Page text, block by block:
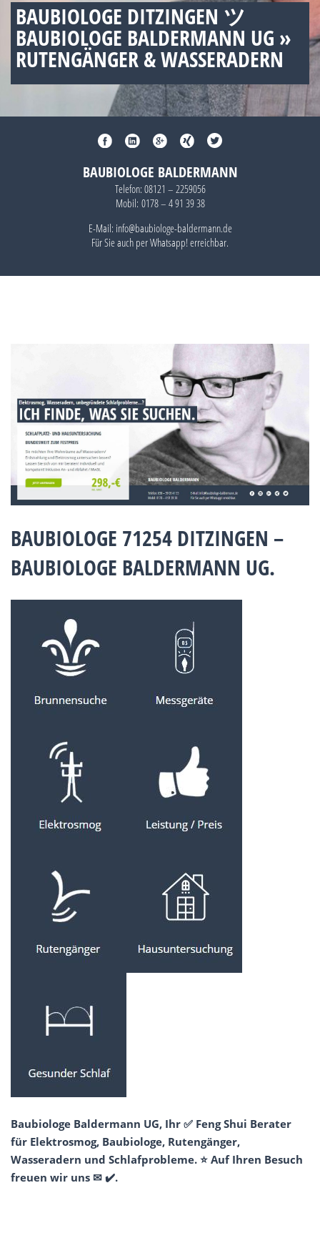
BAUBIOLOGE DITZINGEN ツ
BAUBIOLOGE BALDERMANN UG »
RUTENGÄNGER & WASSERADERN
BAUBIOLOGE BALDERMANN
Telefon: 08121 – 2259056
Mobil: 0178 – 4 91 39 38
E-Mail: info@baubiologe-baldermann.de
Für Sie auch perWhatsapp!erreichbar.
BAUBIOLOGE 71254 DITZINGEN –
BAUBIOLOGE BALDERMANN UG.
Baubiologe Baldermann UG, Ihr ✅ Feng Shui Berater
für Elektrosmog, Baubiologe, Rutengänger,
Wasseradern und Schlafprobleme. ⭐ Auf Ihren Besuch
freuen wir uns ✉ ✔️.